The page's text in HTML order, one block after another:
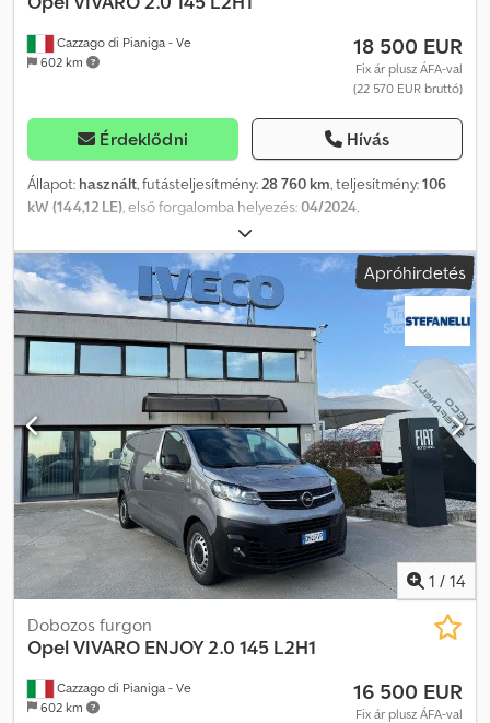
Cazzago di Pianiga - Ve
602 km
18 500 EUR
Fix ár plusz ÁFA-val
(22 570 EUR bruttó)
Érdeklődni Hívás
Állapot: használt, futásteljesítmény:28 760 km, teljesítmény:106
kW (144,12 LE), első forgalomba helyezés:04/2024,
, össztömeg:
hajtástípus:mechanikai, Megengedett össztömeg: 2734 kg. A
jármű elérhető a pradamanoi telephelyünkön (UD). További
információkért és képekért forduljon: Giulio Desenibus Telefon:
0432.409212 Mobil (WhatsApp): 366.6069108 Cjdpey U Apqefx
Abujrf Davide Tonino Telefon: 0432.409209 Mobil (WhatsApp):
338.6218473
Apróhirdetés
1 / 14
Cazzago di Pianiga - Ve
602 km
Dobozos furgon
OpelVIVARO ENJOY 2.0 145 L2H1
16 500 EUR
Fix ár plusz ÁFA-val